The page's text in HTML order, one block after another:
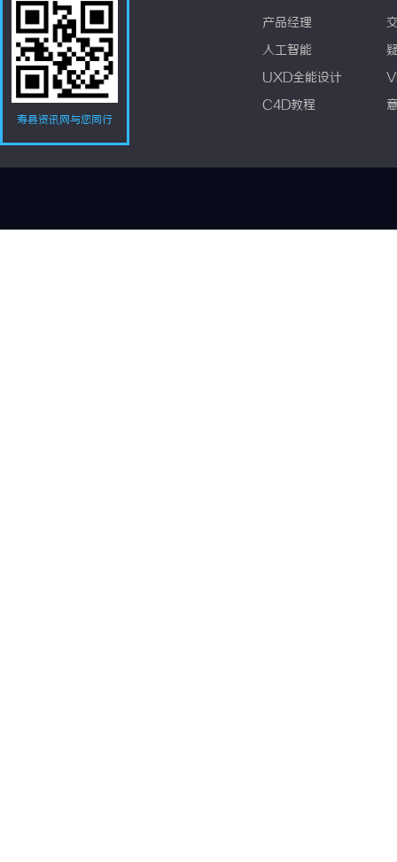
寿县资讯网与您同行
产品经理
人工智能
UXD全能设计
C4D教程